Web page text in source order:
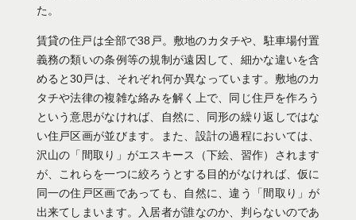
た。
賃貸の住戸は全部で38戸。敷地のカタチや、駐車場付置
義務の類いの条例等の規制が遠因して、細かな違いを含
めると30戸は、それぞれ何か異なっています。敷地のカ
タチや法律の複雑な絡みを解く上で、同じ住戸を作ろう
という意思がなければ、自然に、同形の繰り返しではな
い住戸区画が並びます。また、設計の過程においては、
沢山の「間取り」がエスキース（下絵、習作）されます
が、これらを一つに絞ろうとする目的がなければ、仮に
同一の住戸区画であっても、自然に、違う「間取り」が
出来てしまいます。入居者が誰なのか、判らないのであ